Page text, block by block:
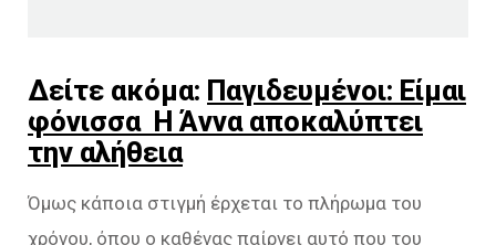
Δείτε ακόμα: Παγιδευμένοι: Είμαι
φόνισσα Η Άννα αποκαλύπτει
την αλήθεια
Όμως κάποια στιγμή έρχεται το πλήρωμα του
χρόνου, όπου ο καθένας παίρνει αυτό που του